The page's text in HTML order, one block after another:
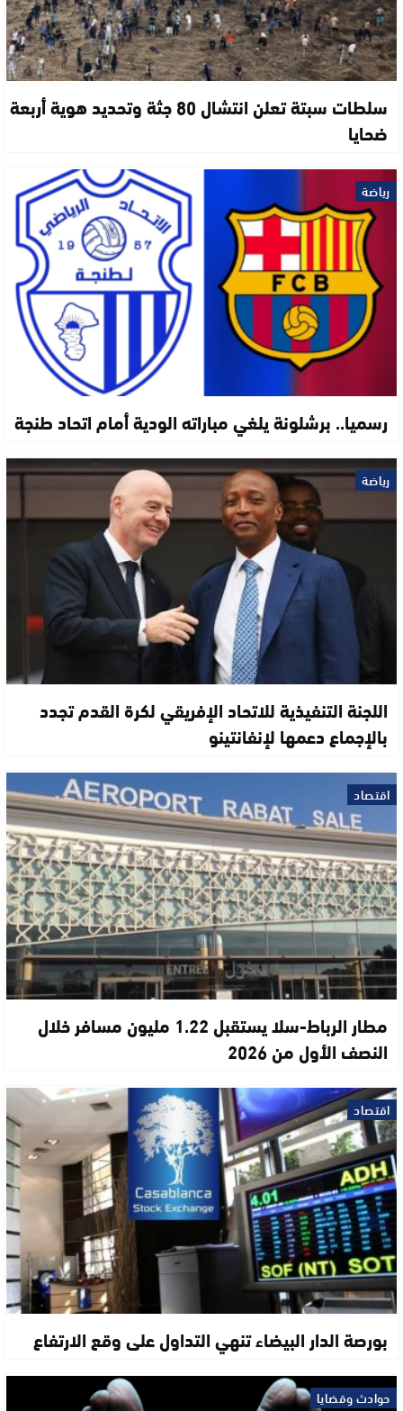
سلطات سبتة تعلن انتشال 80 جثة وتحديد هوية أربعة
ضحايا
رياضة
رسميا.. برشلونة يلغي مباراته الودية أمام اتحاد طنجة
رياضة
اللجنة التنفيذية للاتحاد الإفريقي لكرة القدم تجدد
بالإجماع دعمها لإنفانتينو
اقتصاد
مطار الرباط-سلا يستقبل 1.22 مليون مسافر خلال
النصف الأول من 2026
اقتصاد
بورصة الدار البيضاء تنهي التداول على وقع الارتفاع
حوادث وقضايا